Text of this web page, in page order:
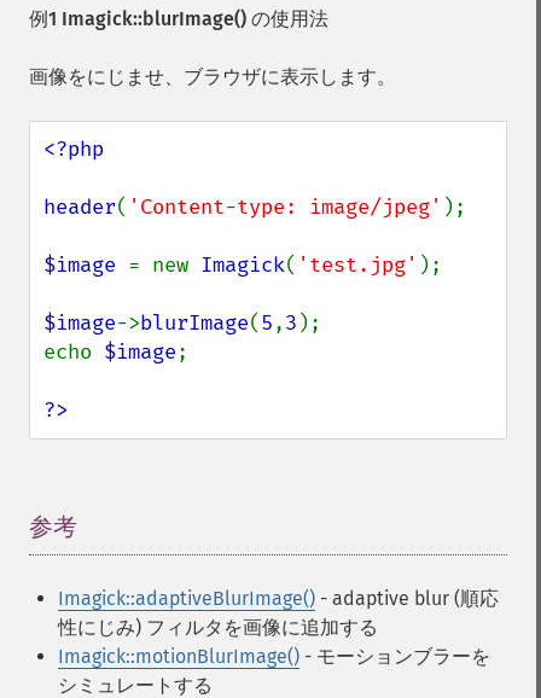
例1 Imagick::blurImage() の使用法
画像をにじませ、ブラウザに表示します。
<?php
header( 'Content-type: image/jpeg' );
$image = new Imagick( 'test.jpg' );
$image->blurImage(5,3 );
echo $image;
?>
参考
Imagick::adaptiveBlurImage() - adaptive blur (順応
性にじみ) フィルタを画像に追加する
Imagick::motionBlurImage() - モーションブラーを
シミュレートする